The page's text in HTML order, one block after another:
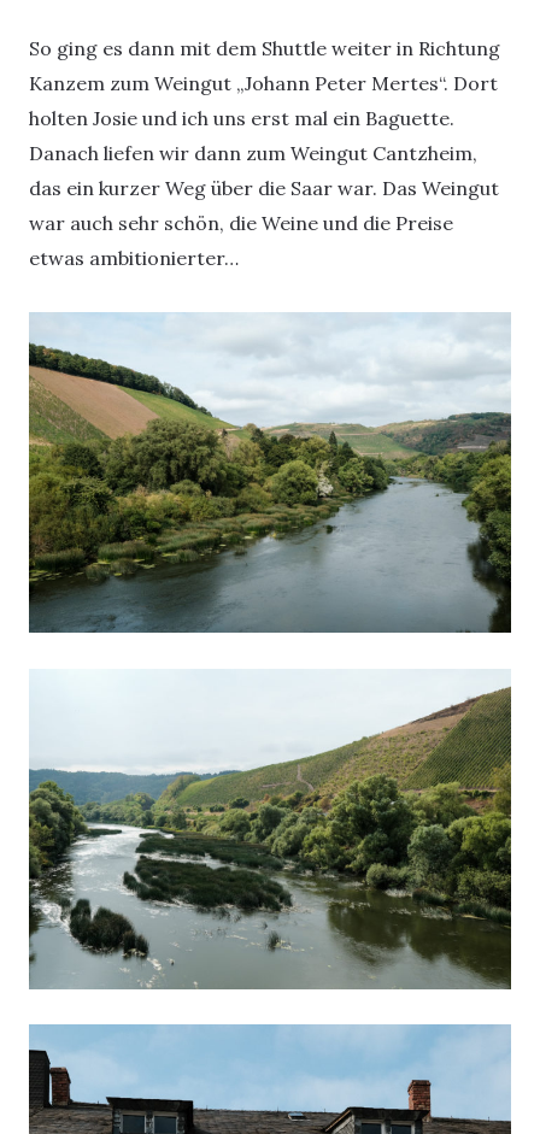
So ging es dann mit dem Shuttle weiter in Richtung
Kanzem zum Weingut „Johann Peter Mertes“. Dort
holten Josie und ich uns erst mal ein Baguette.
Danach liefen wir dann zum Weingut Cantzheim,
das ein kurzer Weg über die Saar war. Das Weingut
war auch sehr schön, die Weine und die Preise
etwas ambitionierter…